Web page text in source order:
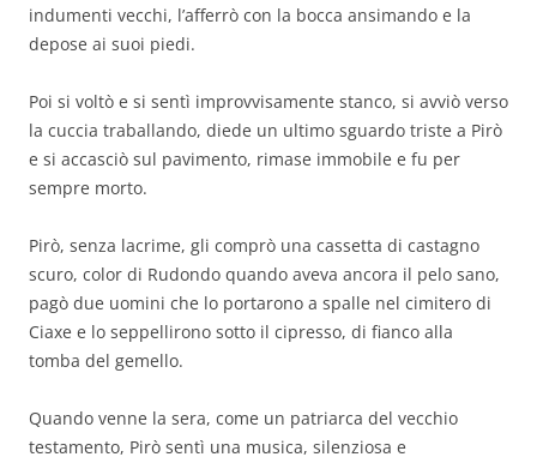
indumenti vecchi, l’afferrò con la bocca ansimando e la
depose ai suoi piedi.
Poi si voltò e si sentì improvvisamente stanco, si avviò verso
la cuccia traballando, diede un ultimo sguardo triste a Pirò
e si accasciò sul pavimento, rimase immobile e fu per
sempre morto.
Pirò, senza lacrime, gli comprò una cassetta di castagno
scuro, color di Rudondo quando aveva ancora il pelo sano,
pagò due uomini che lo portarono a spalle nel cimitero di
Ciaxe e lo seppellirono sotto il cipresso, di fianco alla
tomba del gemello.
Quando venne la sera, come un patriarca del vecchio
testamento, Pirò sentì una musica, silenziosa e